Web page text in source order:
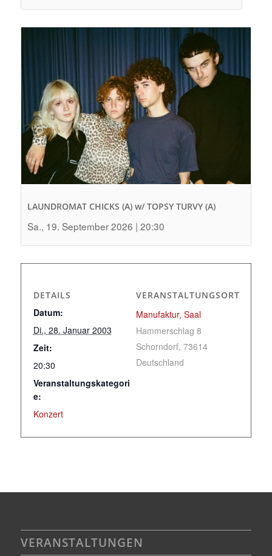
LAUNDROMAT CHICKS (A) w/ TOPSY TURVY (A)
Sa., 19. September 2026 | 20:30
DETAILS
Datum:
Di., 28. Januar 2003
Zeit:
20:30
Veranstaltungskategori
e:
Konzert
VERANSTALTUNGSORT
Manufaktur, Saal
Hammerschlag 8
Schorndorf, 73614
Deutschland
VERANSTALTUNGEN